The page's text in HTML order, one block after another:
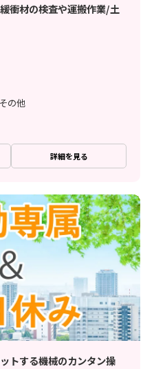
衝材の検査や運搬作業/土
の他
詳細を見る
トする機械のカンタン操